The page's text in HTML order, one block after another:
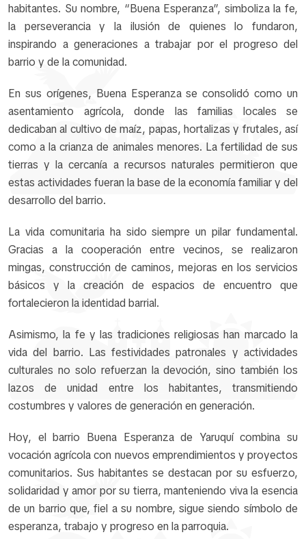
habitantes. Su nombre, “Buena Esperanza”, simboliza la fe,
la perseverancia y la ilusión de quienes lo fundaron,
inspirando a generaciones a trabajar por el progreso del
barrio y de la comunidad.
En sus orígenes, Buena Esperanza se consolidó como un
asentamiento agrícola, donde las familias locales se
dedicaban al cultivo de maíz, papas, hortalizas y frutales, así
como a la crianza de animales menores. La fertilidad de sus
tierras y la cercanía a recursos naturales permitieron que
estas actividades fueran la base de la economía familiar y del
desarrollo del barrio.
La vida comunitaria ha sido siempre un pilar fundamental.
Gracias a la cooperación entre vecinos, se realizaron
mingas, construcción de caminos, mejoras en los servicios
básicos y la creación de espacios de encuentro que
fortalecieron la identidad barrial.
Asimismo, la fe y las tradiciones religiosas han marcado la
vida del barrio. Las festividades patronales y actividades
culturales no solo refuerzan la devoción, sino también los
lazos de unidad entre los habitantes, transmitiendo
costumbres y valores de generación en generación.
Hoy, el barrio Buena Esperanza de Yaruquí combina su
vocación agrícola con nuevos emprendimientos y proyectos
comunitarios. Sus habitantes se destacan por su esfuerzo,
solidaridad y amor por su tierra, manteniendo viva la esencia
de un barrio que, fiel a su nombre, sigue siendo símbolo de
esperanza, trabajo y progreso en la parroquia.